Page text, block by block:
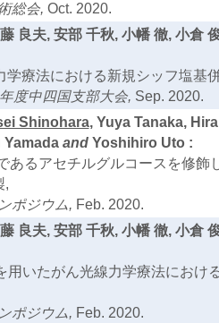
総会, Oct. 2020.
良夫, 安部 千秋, 小幡 徹, 小倉
学療法における新規シッフ塩基
度中四国支部大会, Sep. 2020.
Shinohara, Yuya Tanaka,
and Yoshihiro Uto :
あるアセチルグルコースを修飾
,
ポジウム, Feb. 2020.
良夫, 安部 千秋, 小幡 徹, 小倉
用いたがん光線力学療法におけ
ポジウム, Feb. 2020.